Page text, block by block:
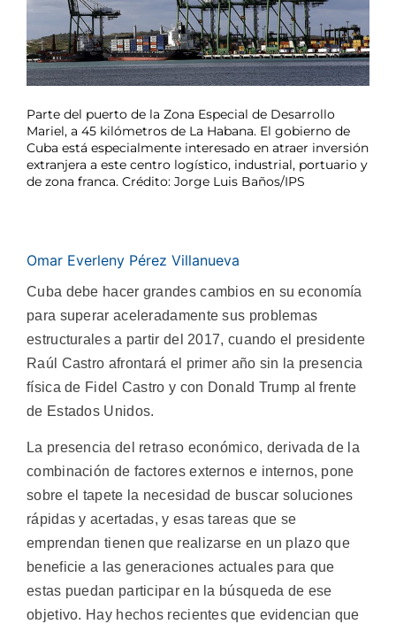
Parte del puerto de la Zona Especial de Desarrollo
Mariel, a 45 kilómetros de La Habana. El gobierno de
Cuba está especialmente interesado en atraer inversión
extranjera a este centro logístico, industrial, portuario y
de zona franca. Crédito: Jorge Luis Baños/IPS
Omar Everleny Pérez Villanueva
Cuba debe hacer grandes cambios en su economía
para superar aceleradamente sus problemas
estructurales a partir del 2017, cuando el presidente
Raúl Castro afrontará el primer año sin la presencia
física de Fidel Castro y con Donald Trump al frente
de Estados Unidos.
La presencia del retraso económico, derivada de la
combinación de factores externos e internos, pone
sobre el tapete la necesidad de buscar soluciones
rápidas y acertadas, y esas tareas que se
emprendan tienen que realizarse en un plazo que
beneficie a las generaciones actuales para que
estas puedan participar en la búsqueda de ese
objetivo. Hay hechos recientes que evidencian que